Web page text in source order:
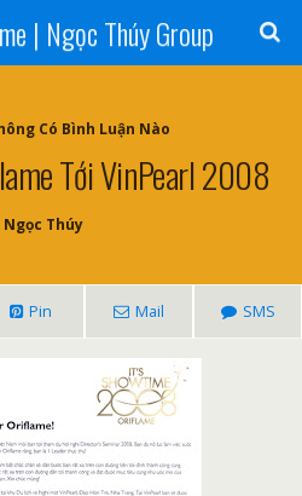
| Ngọc Thúy Group
Có Bình Luận Nào
Tới VinPearl 2008
Thúy
Pin Mail SMS